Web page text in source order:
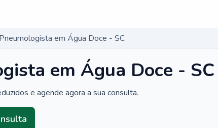
Pneumologista em Água Doce - SC
em Água Doce - SC
e agende agora a sua consulta.